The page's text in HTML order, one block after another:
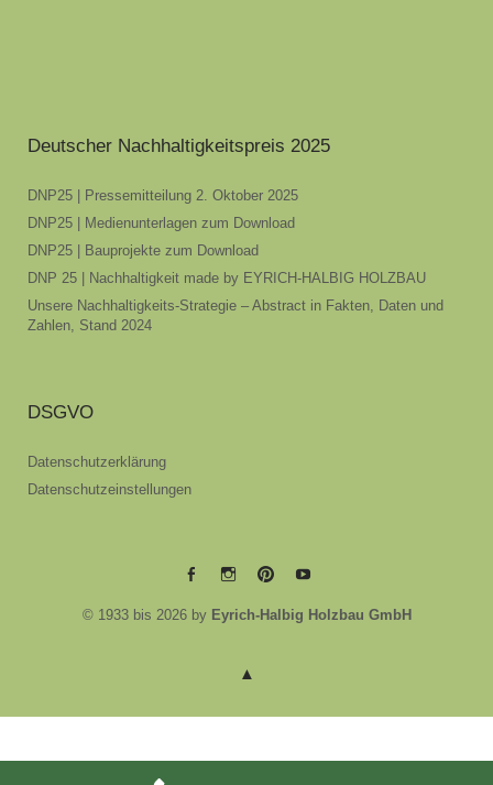
Deutscher Nachhaltigkeitspreis 2025
DNP25 | Pressemitteilung 2. Oktober 2025
DNP25 | Medienunterlagen zum Download
DNP25 | Bauprojekte zum Download
DNP 25 | Nachhaltigkeit made by EYRICH-HALBIG HOLZBAU
Unsere Nachhaltigkeits-Strategie – Abstract in Fakten, Daten und
Zahlen, Stand 2024
DSGVO
Datenschutzerklärung
Datenschutzeinstellungen
EYRICH-EYRICH-EYRICH-EYRICH-
© 1933 bis 2026 by Eyrich-Halbig Holzbau GmbH